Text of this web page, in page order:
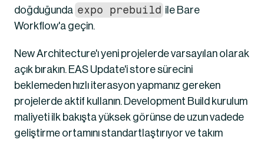
doğduğunda expo prebuild ile Bare
Workflow'a geçin.
New Architecture'ı yeni projelerde varsayılan olarak
açık bırakın. EAS Update'i store sürecini
beklemeden hızlı iterasyon yapmanız gereken
projelerde aktif kullanın. Development Build kurulum
maliyeti ilk bakışta yüksek görünse de uzun vadede
geliştirme ortamını standartlaştırıyor ve takım